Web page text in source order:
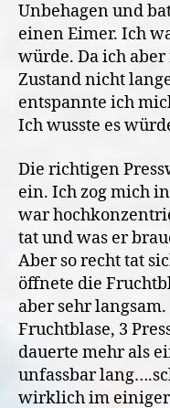
Unbehagen und
einen Eimer. Ich
würde. Da ich aber
Zustand nicht
entspannte ich
Ich wusste es
Die richtigen
ein. Ich zog mich
war
tat und was er
Aber so recht tat
öffnete die
aber sehr
Fruchtblase, 3
dauerte mehr als
unfassbar
wirklich im